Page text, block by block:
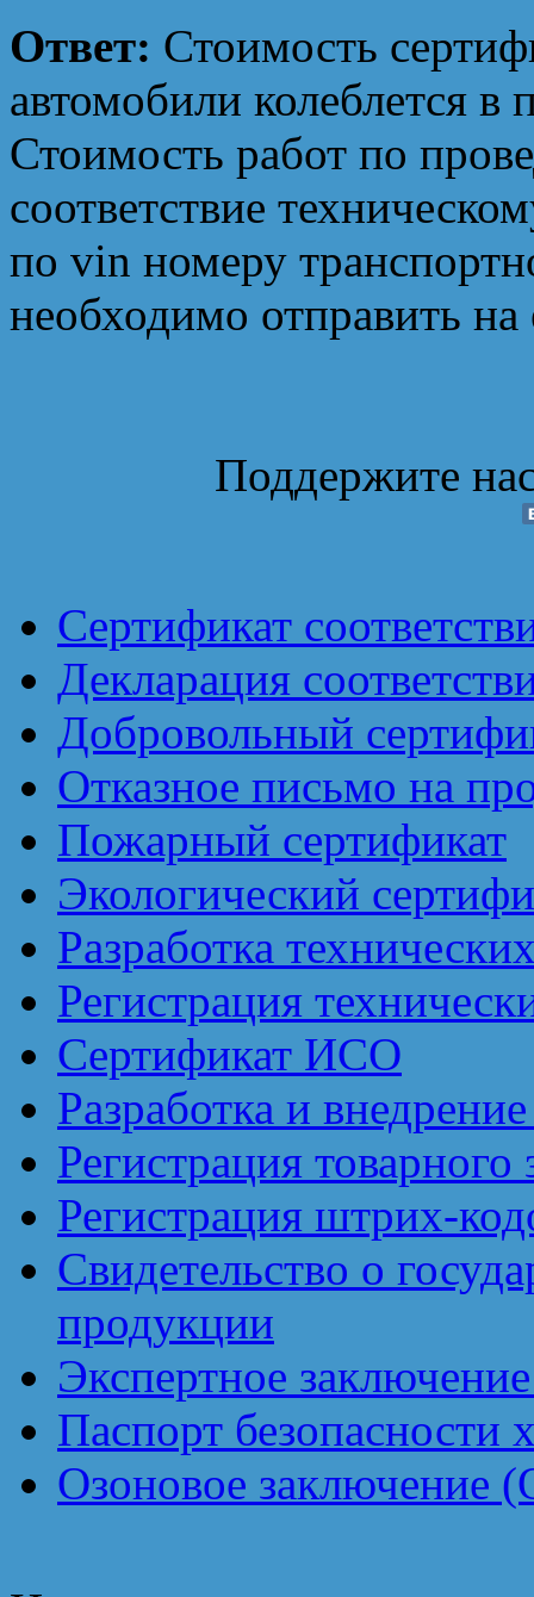
Ответ: Стоимость
автомобили колеблется в
Стоимость работ по
соответствие
по vin номеру
необходимо отправить
Поддержите
Сертификат
Декларация
Добровольный
Отказное письмо на
Пожарный сертификат
Экологический
Разработка
Регистрация
Сертификат ИСО
Разработка и
Регистрация товарного
Регистрация штрих-
Свидетельство о
продукции
Экспертное
Паспорт безопасности
Озоновое заключение